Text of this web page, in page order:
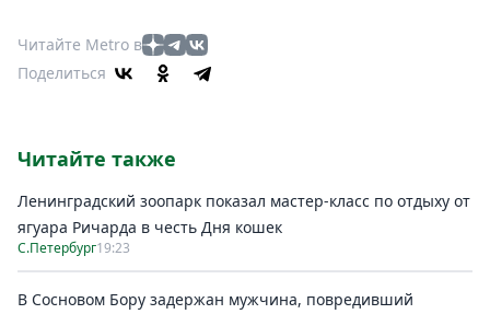
Читайте Metro в
Поделиться
Читайте также
Ленинградский зоопарк показал мастер-класс по отдыху от
ягуара Ричарда в честь Дня кошек
С.Петербург19:23
В Сосновом Бору задержан мужчина, повредивший